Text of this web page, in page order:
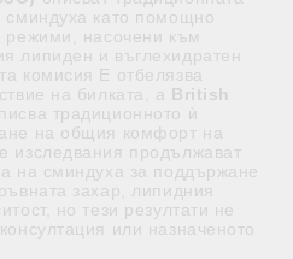
сминдуха като помощно
режими, насочени към
липиден и въглехидратен
комисия Е отбелязва
на билката, а British
традиционното ѝ
на общия комфорт на
изследвания продължават
на сминдуха за поддържане
захар, липидния
но тези резултати не
или назначеното